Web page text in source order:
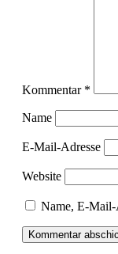
Kommentar *
Name
E-Mail-Adresse
Website
Name, E-Mail-